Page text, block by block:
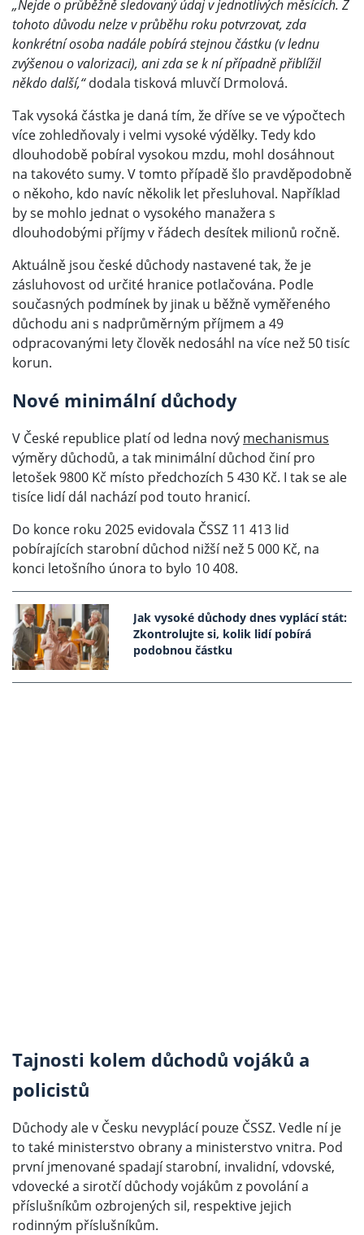
„Nejde o průběžně sledovaný údaj v jednotlivých měsících. Z
tohoto důvodu nelze v průběhu roku potvrzovat, zda
konkrétní osoba nadále pobírá stejnou částku (v lednu
zvýšenou o valorizaci), ani zda se k ní případně přiblížil
někdo další,“dodala tisková mluvčí Drmolová.
Tak vysoká částka je daná tím, že dříve se ve výpočtech
více zohledňovaly i velmi vysoké výdělky. Tedy kdo
dlouhodobě pobíral vysokou mzdu, mohl dosáhnout
na takovéto sumy. V tomto případě šlo pravděpodobně
o někoho, kdo navíc několik let přesluhoval. Například
by se mohlo jednat o vysokého manažera s
dlouhodobými příjmy v řádech desítek milionů ročně.
Aktuálně jsou české důchody nastavené tak, že je
zásluhovost od určité hranice potlačována. Podle
současných podmínek by jinak u běžně vyměřeného
důchodu ani s nadprůměrným příjmem a 49
odpracovanými lety člověk nedosáhl na více než 50 tisíc
korun.
Nové minimální důchody
V České republice platí od ledna nový mechanismus
výměry důchodů, a tak minimální důchod činí pro
letošek 9800 Kč místo předchozích 5 430 Kč. I tak se ale
tisíce lidí dál nachází pod touto hranicí.
Do konce roku 2025 evidovala ČSSZ 11 413 lid
pobírajících starobní důchod nižší než 5 000 Kč, na
konci letošního února to bylo 10 408.
Jak vysoké důchody dnes vyplácí stát:
Zkontrolujte si, kolik lidí pobírá
podobnou částku
Tajnosti kolem důchodů vojáků a
policistů
Důchody ale v Česku nevyplácí pouze ČSSZ. Vedle ní je
to také ministerstvo obrany a ministerstvo vnitra. Pod
první jmenované spadají starobní, invalidní, vdovské,
vdovecké a sirotčí důchody vojákům z povolání a
příslušníkům ozbrojených sil, respektive jejich
rodinným příslušníkům.